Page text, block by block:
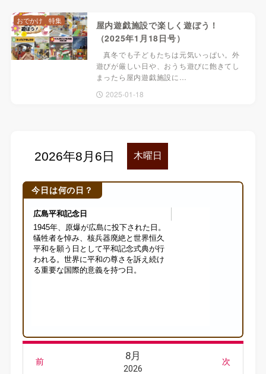
屋内遊戯施設で楽しく遊ぼう！
（2025年1月18日号）
真冬でも子どもたちは元気いっぱい。外
遊びが厳しい日や、おうち遊びに飽きてし
まったら屋内遊戯施設に…
2025-01-18
おでかけ 特集
今日は何の日？